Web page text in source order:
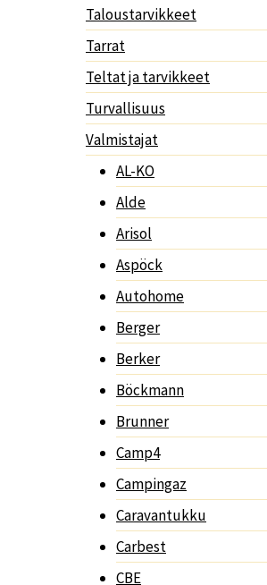
Taloustarvikkeet
Tarrat
Teltat ja tarvikkeet
Turvallisuus
Valmistajat
AL-KO
Alde
Arisol
Aspöck
Autohome
Berger
Berker
Böckmann
Brunner
Camp4
Campingaz
Caravantukku
Carbest
CBE